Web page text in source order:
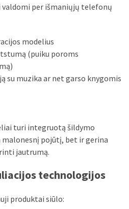
per išmaniųjų telefonų
modelius
(puiku poroms
su muzika ar net garso knygomis
turi integruotą šildymo
malonesnį pojūtį, bet ir gerina
jautrumą.
technologijos
produktai siūlo: